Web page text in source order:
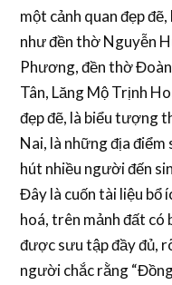
một cảnh quan đẹp
như đền thờ Nguyễn
Phương, đền thờ
Tân, Lăng Mộ Trịnh
đẹp đẽ, là biểu tượng
Nai, là những địa điểm
hút nhiều người đến
Đây là cuốn tài liệu bổ
hoá, trên mảnh đất có
được sưu tập đầy đủ,
người chắc rằng